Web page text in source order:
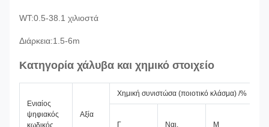
WT:0.5-38.1 χιλιοστά
Διάρκεια:1.5-6m
Κατηγορία χάλυβα και χημικό στοιχείο
Ενιαίος
ψηφιακός
κωδικός
Αξία
Χημική συνιστώσα (ποιοτικό κλάσμα) /%
Γ Ναι. Μ